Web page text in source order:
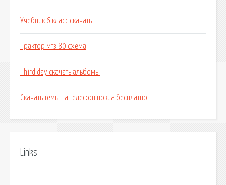
Учебник 6 класс скачать
Трактор мтз 80 схема
Third day скачать альбомы
Скачать темы на телефон нокиа бесплатно
Links